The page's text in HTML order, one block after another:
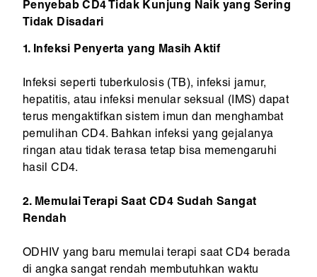
Penyebab CD4 Tidak Kunjung Naik yang Sering
Tidak Disadari
1. Infeksi Penyerta yang Masih Aktif
Infeksi seperti tuberkulosis (TB), infeksi jamur,
hepatitis, atau infeksi menular seksual (IMS) dapat
terus mengaktifkan sistem imun dan menghambat
pemulihan CD4. Bahkan infeksi yang gejalanya
ringan atau tidak terasa tetap bisa memengaruhi
hasil CD4.
2. Memulai Terapi Saat CD4 Sudah Sangat
Rendah
ODHIV yang baru memulai terapi saat CD4 berada
di angka sangat rendah membutuhkan waktu